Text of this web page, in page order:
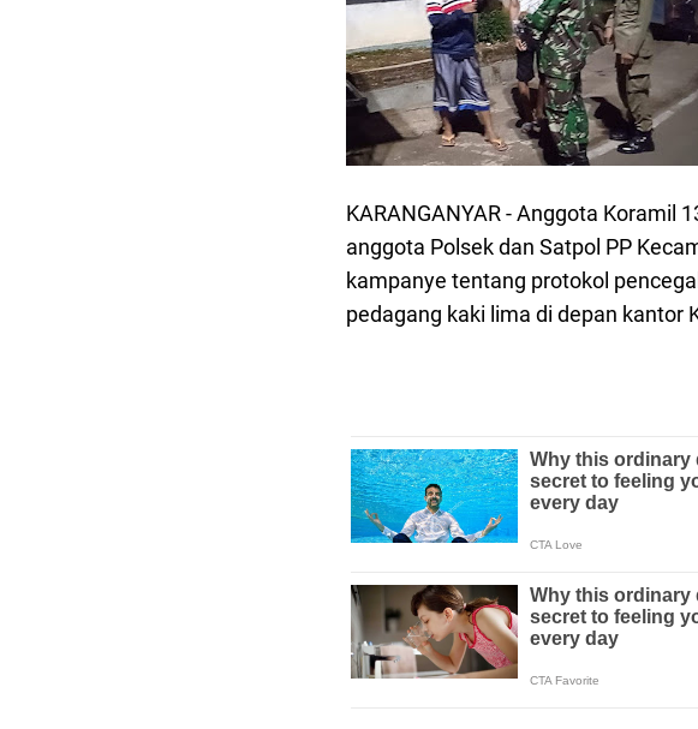
KARANGANYAR - Anggota
anggota Polsek dan Satpol PP
kampanye tentang protokol
pedagang kaki lima di depan kantor